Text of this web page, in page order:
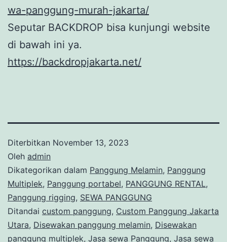
wa-panggung-murah-jakarta/
Seputar BACKDROP bisa kunjungi website
di bawah ini ya.
https://backdropjakarta.net/
Diterbitkan November 13, 2023
Oleh admin
Dikategorikan dalam Panggung Melamin, Panggung
Multiplek, Panggung portabel, PANGGUNG RENTAL,
Panggung rigging, SEWA PANGGUNG
Ditandai custom panggung, Custom Panggung Jakarta
Utara, Disewakan panggung melamin, Disewakan
panggung multiplek, Jasa sewa Panggung, Jasa sewa